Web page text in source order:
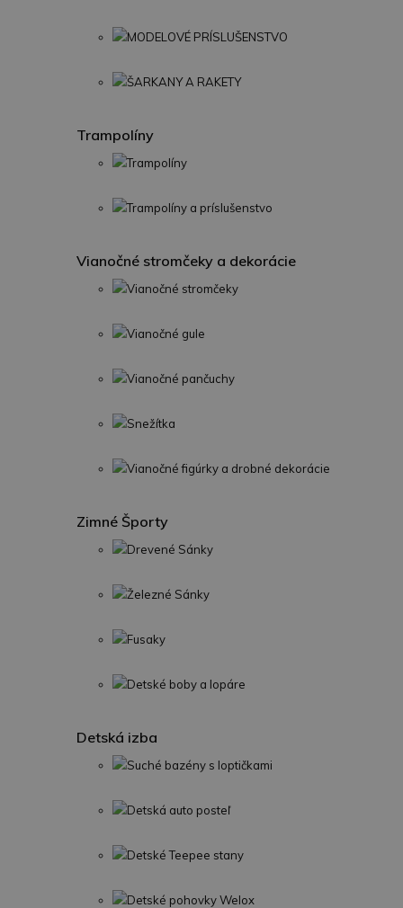
MODELOVÉ PRÍSLUŠENSTVO
ŠARKANY A RAKETY
Trampolíny
Trampolíny
Trampolíny a príslušenstvo
Vianočné stromčeky a dekorácie
Vianočné stromčeky
Vianočné gule
Vianočné pančuchy
Snežítka
Vianočné figúrky a drobné dekorácie
Zimné Športy
Drevené Sánky
Železné Sánky
Fusaky
Detské boby a lopáre
Detská izba
Suché bazény s loptičkami
Detská auto posteľ
Detské Teepee stany
Detské pohovky Welox